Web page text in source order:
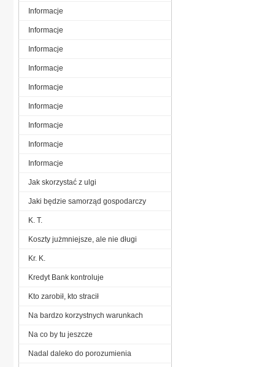
Informacje
Informacje
Informacje
Informacje
Informacje
Informacje
Informacje
Informacje
Informacje
Jak skorzystać z ulgi
Jaki będzie samorząd gospodarczy
K. T.
Koszty jużmniejsze, ale nie długi
Kr. K.
Kredyt Bank kontroluje
Kto zarobił, kto stracił
Na bardzo korzystnych warunkach
Na co by tu jeszcze
Nadal daleko do porozumienia